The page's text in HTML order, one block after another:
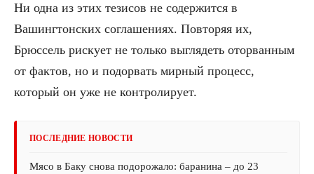
Ни одна из этих тезисов не содержится в
Вашингтонских соглашениях. Повторяя их,
Брюссель рискует не только выглядеть оторванным
от фактов, но и подорвать мирный процесс,
который он уже не контролирует.
ПОСЛЕДНИЕ НОВОСТИ
Мясо в Баку снова подорожало: баранина – до 23